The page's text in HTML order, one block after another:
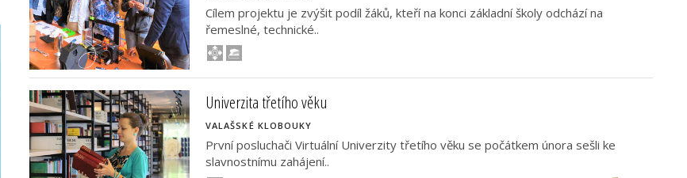
Cílem projektu je zvýšit podíl žáků, kteří na konci základní školy odchází na
řemeslné, technické..
Univerzita třetího věku
VALAŠSKÉ KLOBOUKY
První posluchači Virtuální Univerzity třetího věku se počátkem února sešli ke
slavnostnímu zahájení..